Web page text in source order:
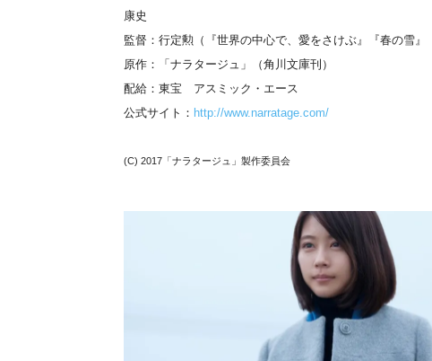
康史
監督：行定勲（『世界の中心で、愛をさけぶ』『春の雪』
原作：「ナラタージュ」（角川文庫刊）
配給：東宝 アスミック・エース
公式サイト： http://www.narratage.com/
(C) 2017「ナラタージュ」製作委員会